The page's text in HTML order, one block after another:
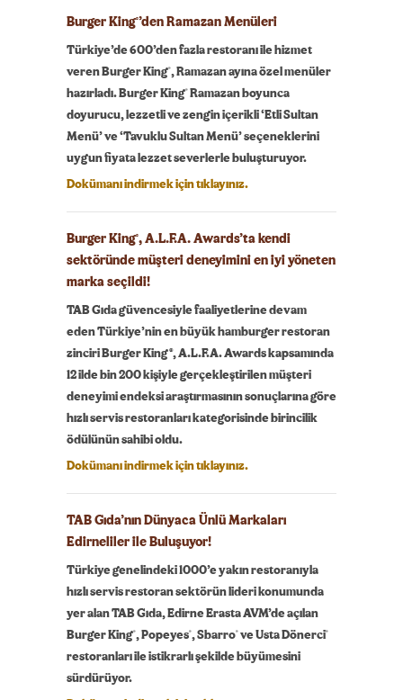
Burger King®’den Ramazan Menüleri
Türkiye’de 600’den fazla restoranı ile hizmet
veren Burger King®, Ramazan ayına özel menüler
hazırladı. Burger King® Ramazan boyunca
doyurucu, lezzetli ve zengin içerikli ‘Etli Sultan
Menü’ ve ‘Tavuklu Sultan Menü’ seçeneklerini
uygun fiyata lezzet severlerle buluşturuyor.
Dokümanı indirmek için tıklayınız.
Burger King®, A.L.F.A. Awards’ta kendi
sektöründe müşteri deneyimini en iyi yöneten
marka seçildi!
TAB Gıda güvencesiyle faaliyetlerine devam
eden Türkiye’nin en büyük hamburger restoran
zinciri Burger King®, A.L.F.A. Awards kapsamında
12 ilde bin 200 kişiyle gerçekleştirilen müşteri
deneyimi endeksi araştırmasının sonuçlarına göre
hızlı servis restoranları kategorisinde birincilik
ödülünün sahibi oldu.
Dokümanı indirmek için tıklayınız.
TAB Gıda’nın Dünyaca Ünlü Markaları
Edirneliler ile Buluşuyor!
Türkiye genelindeki 1000’e yakın restoranıyla
hızlı servis restoran sektörün lideri konumunda
yer alan TAB Gıda, Edirne Erasta AVM’de açılan
Burger King®, Popeyes®, Sbarro® ve Usta Dönerci®
restoranları ile istikrarlı şekilde büyümesini
sürdürüyor.